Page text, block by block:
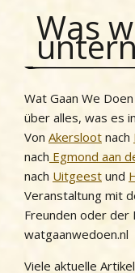
Was
Wat Gaan We
über alles, was es
Von Akersloot nach
nach Egmond aan
nach Uitgeest und
Veranstaltung mit
Freunden oder der
watgaanwedoen.nl
Viele aktuelle